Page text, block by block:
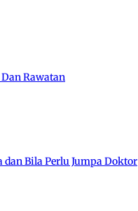
Rawatan
dan Bila Perlu Jumpa Doktor